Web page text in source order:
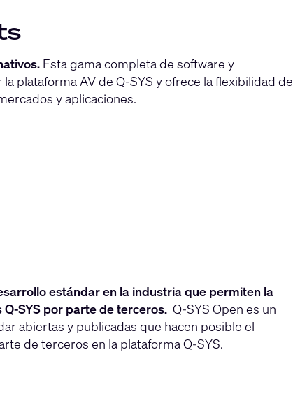
Esta gama completa de software y
plataforma AV de Q-SYS y ofrece la flexibilidad de
y aplicaciones.
estándar en la industria que permiten la
SYS por parte de terceros.Q-SYS Open es un
abiertas y publicadas que hacen posible el
de terceros en la plataforma Q-SYS.